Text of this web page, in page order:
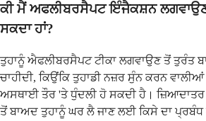
ਕੀ ਮੈਂ ਅਫਲੀਬਰਸੈਪਟ ਇੰਜੈਕਸ਼ਨ
ਸਕਦਾ ਹਾਂ?
ਤੁਹਾਨੂੰ ਐਫਲੀਬਰਸੈਪਟ ਟੀਕਾ ਲਗਵਾਉਣ ਤੋਂ ਤੁਰੰਤ
ਚਾਹੀਦੀ, ਕਿਉਂਕਿ ਤੁਹਾਡੀ ਨਜ਼ਰ ਸੁੰਨ ਕਰਨ
ਅਸਥਾਈ ਤੌਰ 'ਤੇ ਧੁੰਦਲੀ ਹੋ ਸਕਦੀ ਹੈ। ਜ਼ਿਆਦਾਤਰ
ਤੋਂ ਬਾਅਦ ਤੁਹਾਨੂੰ ਘਰ ਲੈ ਜਾਣ ਲਈ ਕਿਸੇ ਦਾ ਪ੍ਰਬੰਧ